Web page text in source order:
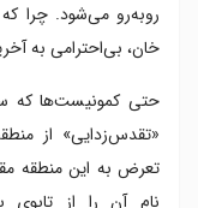
روبه‌رو می‌شود. چرا که
خان، بی‌احترامی به
حتی کمونیست‌ها که
«تقدس‌زدایی» از
تعرض به این منطقه